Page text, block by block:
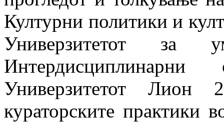
Културни политики и
Универзитетот за
Универзитетот Лион
кураторските практики